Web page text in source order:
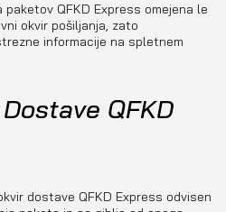
QFKD Express omejena le
okvir pošiljanja, zato
informacije na spletnem
QFKD
dostave QFKD Express odvisen